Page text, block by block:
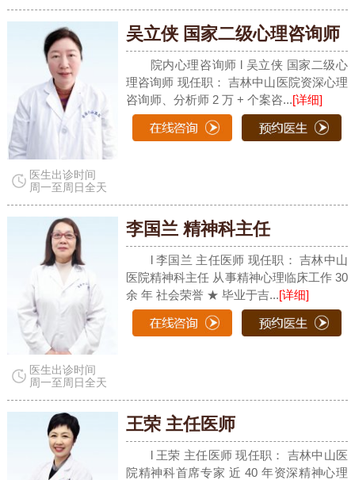
医生出诊时间
周一至周日全天
吴立侠 国家二级心理咨询师
院内心理咨询师 l 吴立侠 国家二级心
理咨询师 现任职： 吉林中山医院资深心理
咨询师、分析师 2 万 + 个案咨...[详细]
医生出诊时间
周一至周日全天
李国兰 精神科主任
l 李国兰 主任医师 现任职： 吉林中山
医院精神科主任 从事精神心理临床工作 30
余 年 社会荣誉 ★ 毕业于吉...[详细]
王荣 主任医师
l 王荣 主任医师 现任职： 吉林中山医
院精神科首席专家 近 40 年资深精神心理